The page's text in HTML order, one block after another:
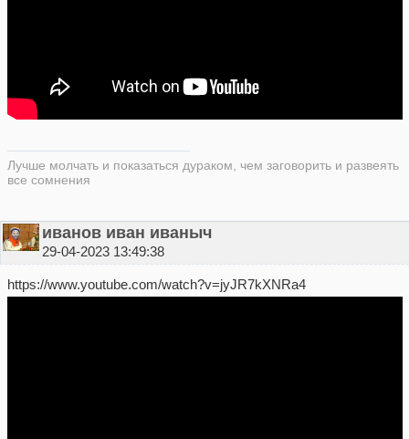
Лучше молчать и показаться дураком, чем заговорить и развеять
все сомнения
иванов иван иваныч
29-04-2023 13:49:38
https://www.youtube.com/watch?v=jyJR7kXNRa4